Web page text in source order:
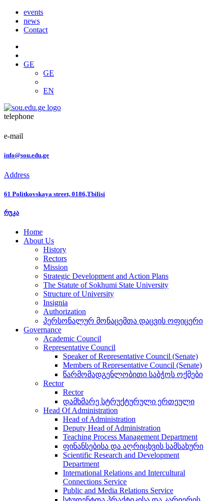
events
news
Contact
GE
GE
EN
telephone
e-mail
info@sou.edu.ge
Address
61 Politkovskaya street, 0186,Tbilisi
რუკა
Home
About Us
History
Rectors
Mission
Strategic Development and Action Plans
The Statute of Sokhumi State University
Structure of University
Insignia
Authorization
პერსონალურ მონაცემთა დაცვის ოფიცერი
Governance
Academic Council
Representative Council
Speaker of Representative Council (Senate)
Members of Representative Council (Senate)
წარმომადგენლობითი საბჭოს ოქმები
Rector
Rector
დამხმარე სტრუქტურული ერთეული
Head Of Administration
Head of Administration
Deputy Head of Administration
Teaching Process Management Department
ფინანსებისა და აღრიცხვის სამსახური
Scientific Research and Development
Department
International Relations and Intercultural
Connections Service
Public and Media Relations Service